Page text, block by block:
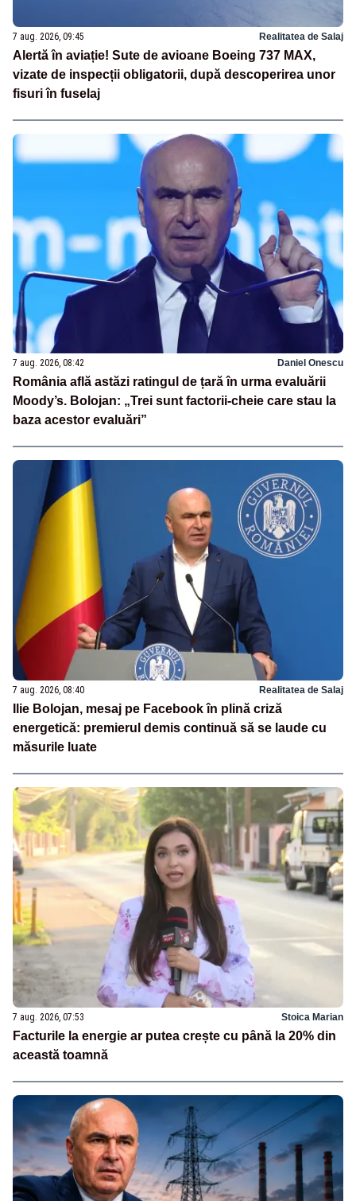
7 aug. 2026, 09:45 Realitatea de Salaj
Alertă în aviație! Sute de avioane Boeing 737 MAX,
vizate de inspecții obligatorii, după descoperirea unor
fisuri în fuselaj
7 aug. 2026, 08:42 Daniel Onescu
România află astăzi ratingul de țară în urma evaluării
Moody’s. Bolojan: „Trei sunt factorii-cheie care stau la
baza acestor evaluări”
7 aug. 2026, 08:40 Realitatea de Salaj
Ilie Bolojan, mesaj pe Facebook în plină criză
energetică: premierul demis continuă să se laude cu
măsurile luate
7 aug. 2026, 07:53 Stoica Marian
Facturile la energie ar putea crește cu până la 20% din
această toamnă